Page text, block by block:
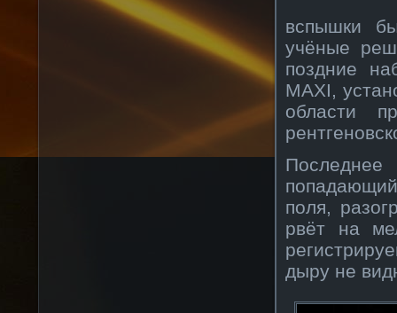
вспышки
учёные
поздние
MAXI,
области
поля,
рвёт на
дыру не